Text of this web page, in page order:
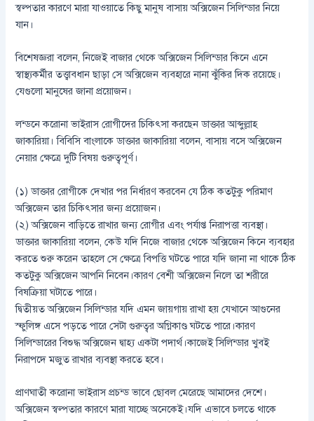
স্বল্পতার কারণে মারা যাওয়াতে কিছু মানুষ বাসায় অক্সিজেন সিলিন্ডার নিয়ে
যান।
বিশেষজ্ঞরা বলেন, নিজেই বাজার থেকে অক্সিজেন সিলিন্ডার কিনে এনে
স্বাস্থ্যকর্মীর তত্ত্বাবধান ছাড়া সে অক্সিজেন ব্যবহারে নানা ঝুঁকির দিক রয়েছে।
যেগুলো মানুষের জানা প্রয়োজন।
লন্ডনে করোনা ভাইরাস রোগীদের চিকিৎসা করছেন ডাক্তার আব্দুল্লাহ
জাকারিয়া। বিবিসি বাংলাকে ডাক্তার জাকারিয়া বলেন, বাসায় বসে অক্সিজেন
নেয়ার ক্ষেত্রে দুটি বিষয় গুরুত্বপূর্ণ।
(১) ডাক্তার রোগীকে দেখার পর নির্ধারণ করবেন যে ঠিক কতটুকু পরিমাণ
অক্সিজেন তার চিকিৎসার জন্য প্রয়োজন।
(২) অক্সিজেন বাড়িতে রাখার জন্য রোগীর এবং পর্যাপ্ত নিরাপত্তা ব্যবস্থা।
ডাক্তার জাকারিয়া বলেন, কেউ যদি নিজে বাজার থেকে অক্সিজেন কিনে ব্যবহার
করতে শুরু করেন তাহলে সে ক্ষেত্রে বিপত্তি ঘটতে পারে যদি জানা না থাকে ঠিক
কতটুকু অক্সিজেন আপনি নিবেন।কারণ বেশী অক্সিজেন নিলে তা শরীরে
বিষক্রিয়া ঘটাতে পারে।
দ্বিতীয়ত অক্সিজেন সিলিন্ডার যদি এমন জায়গায় রাখা হয় যেখানে আগুনের
স্ফুলিঙ্গ এসে পড়তে পারে সেটা গুরুত্বর অগ্নিকাণ্ড ঘটতে পারে।কারণ
সিলিন্ডারের বিশুদ্ধ অক্সিজেন দ্বাহ্য একটা পদার্থ।কাজেই সিলিন্ডার খুবই
নিরাপদে মজুত রাখার ব্যবস্থা করতে হবে।
প্রাণঘাতী করোনা ভাইরাস প্রচন্ড ভাবে ছোবল মেরেছে আমাদের দেশে।
অক্সিজেন স্বল্পতার কারণে মারা যাচ্ছে অনেকেই।যদি এভাবে চলতে থাকে